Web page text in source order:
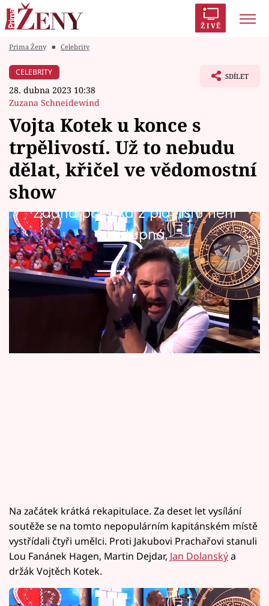
ŽIVĚ
Módní alarm
Témata
Celebrity
Vztahy
Seriály
Horoskopy
Sledujte prima+
Filmový festival Karlovy Vary
Prima Ženy ■ Celebrity
CELEBRITY
28. dubna 2023 10:38
Zuzana Schneidewind
SDÍLET
Vojta Kotek u konce s
trpělivostí. Už to nebudu
dělat, křičel ve vědomostní
show
Žádná položka z playlistu není
dostupná.
Vojta Kotek na kapitánském místě bílého týmu
známé show dosud prokázal největší výdrž.
Teď ale i jemu došla trpělivost a už soutěžení s
Jakubem Prachařem neustál. Co se stalo?
Na začátek krátká rekapitulace. Za deset let vysílání
soutěže se na tomto nepopulárním kapitánském místě
vystřídali čtyři umělci. Proti Jakubovi Prachařovi stanuli
Lou Fanánek Hagen, Martin Dejdar, Jan Dolanskýa
držák Vojtěch Kotek.